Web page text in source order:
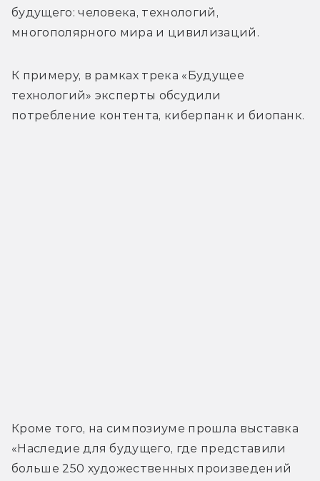
будущего: человека, технологий,
многополярного мира и цивилизаций.
К примеру, в рамках трека «Будущее
технологий» эксперты обсудили
потребление контента, киберпанк и биопанк.
Кроме того, на симпозиуме прошла выставка
«Наследие для будущего, где представили
больше 250 художественных произведений